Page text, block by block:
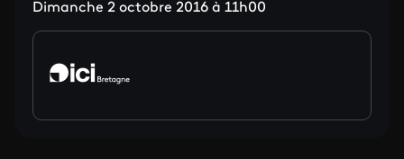
Dimanche 2 octobre 2016 à 11h00